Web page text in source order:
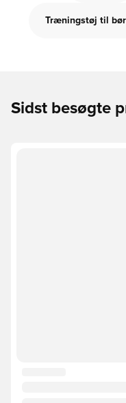
Træningstøj til
Sidst besøgte